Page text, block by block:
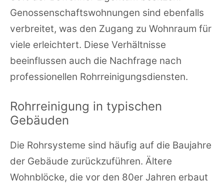
Genossenschaftswohnungen sind ebenfalls
verbreitet, was den Zugang zu Wohnraum für
viele erleichtert. Diese Verhältnisse
beeinflussen auch die Nachfrage nach
professionellen Rohrreinigungsdiensten.
Rohrreinigung in typischen
Gebäuden
Die Rohrsysteme sind häufig auf die Baujahre
der Gebäude zurückzuführen. Ältere
Wohnblöcke, die vor den 80er Jahren erbaut